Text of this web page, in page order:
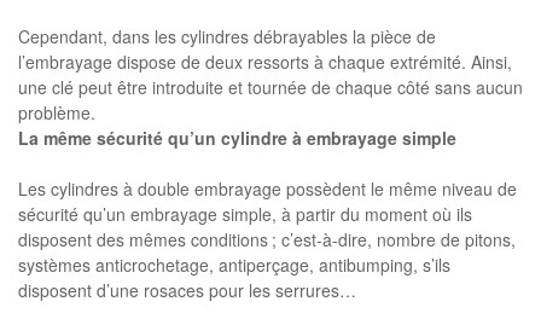
Cependant, dans les cylindres débrayables la pièce de
l’embrayage dispose de deux ressorts à chaque extrémité. Ainsi,
une clé peut être introduite et tournée de chaque côté sans aucun
problème.
La même sécurité qu’un cylindre à embrayage simple
Les cylindres à double embrayage possèdent le même niveau de
sécurité qu’un embrayage simple, à partir du moment où ils
disposent des mêmes conditions ; c’est-à-dire, nombre de pitons,
systèmes anticrochetage, antiperçage, antibumping, s’ils
disposent d’une rosaces pour les serrures…